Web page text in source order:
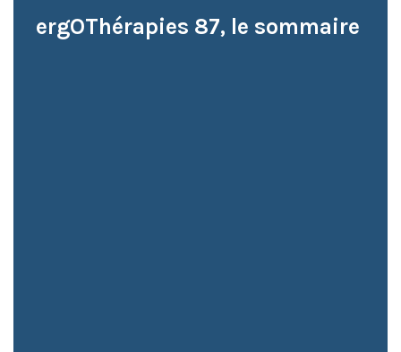
ergOThérapies 87, le sommaire